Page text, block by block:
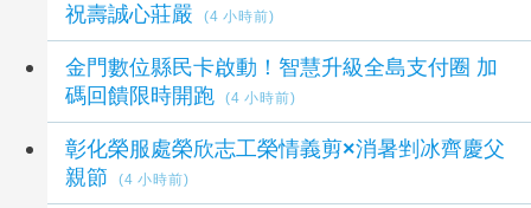
祝壽誠心莊嚴
(4 小時前)
金門數位縣民卡啟動！智慧升級全島支付圈 加
碼回饋限時開跑
(4 小時前)
彰化榮服處榮欣志工榮情義剪×消暑剉冰齊慶父
親節
(4 小時前)